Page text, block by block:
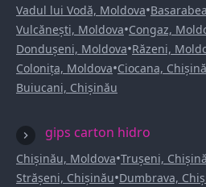
Vadul lui Vodă, Moldova•
Vulcănești, Moldova•Congaz,
Dondușeni, Moldova•Răzeni,
Colonița, Moldova•Ciocana,
Buiucani, Chișinău
gips carton hidro
Chișinău, Moldova•Trușeni,
Strășeni, Chișinău•Dumbrava,